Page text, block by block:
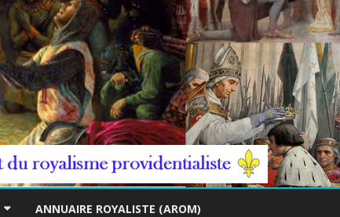
toANNUAIRE ROYALISTE (AROM)